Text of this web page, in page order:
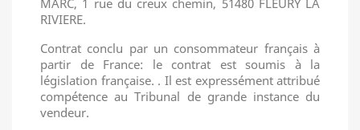
RIVIERE.
Contrat conclu par un consommateur français à
partir de France: le contrat est soumis à la
législation française. . Il est expressément attribué
compétence au Tribunal de grande instance du
vendeur.